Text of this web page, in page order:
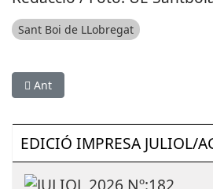
Sant Boi de LLobregat
Article anterior: SUCCESSOS:
Ant
EDICIÓ IMPRESA JULIOL/